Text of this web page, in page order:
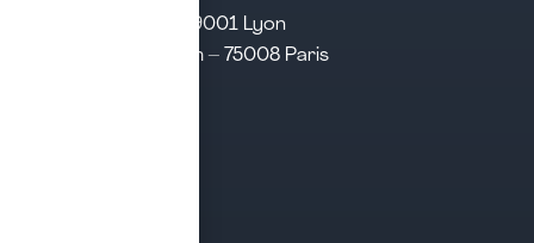
21 rue d’Algérie – 69001 Lyon
31 rue d’Amsterdam – 75008 Paris